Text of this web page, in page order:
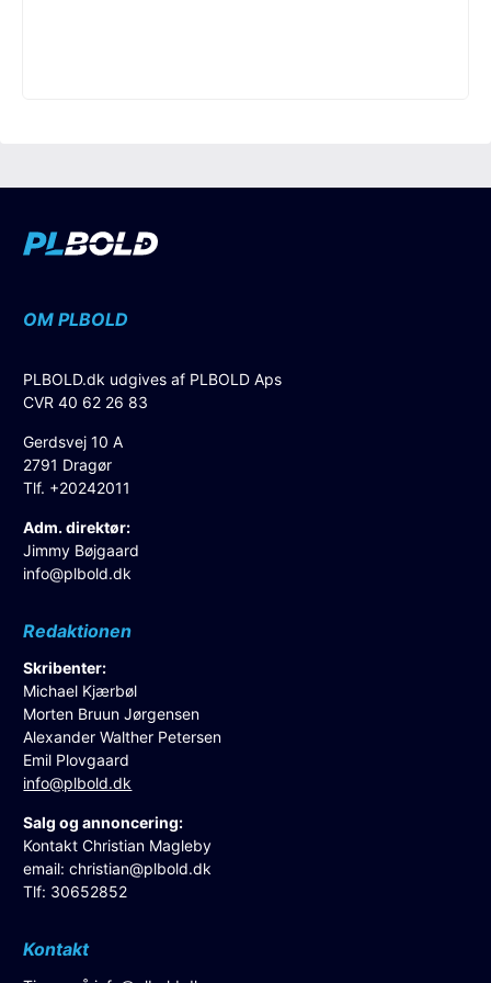
OM PLBOLD
PLBOLD.dk udgives af PLBOLD Aps
CVR 40 62 26 83
Gerdsvej 10 A
2791 Dragør
Tlf. +20242011
Adm. direktør:
Jimmy Bøjgaard
info@plbold.dk
Redaktionen
Skribenter:
Michael Kjærbøl
Morten Bruun Jørgensen
Alexander Walther Petersen
Emil Plovgaard
info@plbold.dk
Salg og annoncering:
Kontakt Christian Magleby
email:christian@plbold.dk
Tlf: 30652852
Kontakt